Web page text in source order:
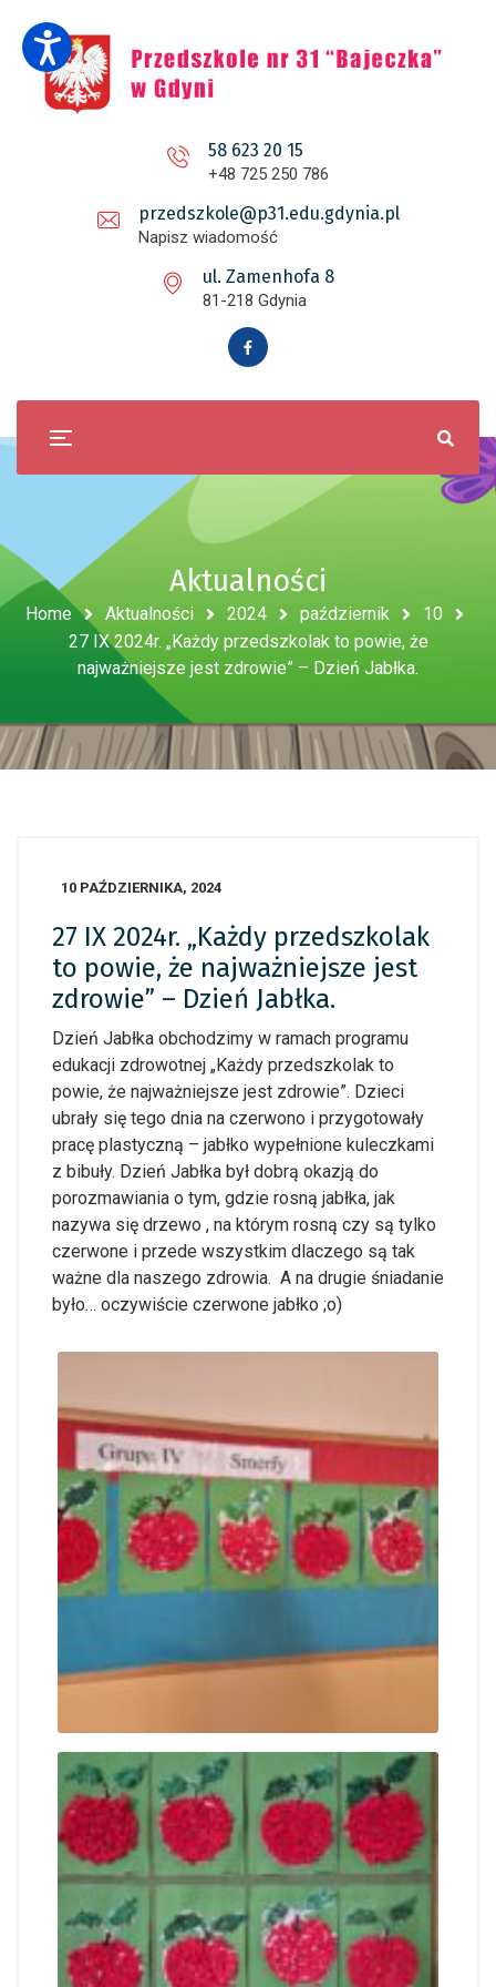
58 623 20 15
+48 725 250 786
przedszkole@p31.edu.gdynia.pl
Napisz wiadomość
ul. Zamenhofa 8
81-218 Gdynia
Aktualności
Home Aktualności 2024 październik
10
27 IX 2024r. „Każdy przedszkolak to powie, że
najważniejsze jest zdrowie” – Dzień Jabłka.
10 PAŹDZIERNIKA, 2024
27 IX 2024r. „Każdy przedszkolak
to powie, że najważniejsze jest
zdrowie” – Dzień Jabłka.
Dzień Jabłka obchodzimy w ramach programu
edukacji zdrowotnej „Każdy przedszkolak to
powie, że najważniejsze jest zdrowie”. Dzieci
ubrały się tego dnia na czerwono i przygotowały
pracę plastyczną – jabłko wypełnione kuleczkami
z bibuły. Dzień Jabłka był dobrą okazją do
porozmawiania o tym, gdzie rosną jabłka, jak
nazywa się drzewo , na którym rosną czy są tylko
czerwone i przede wszystkim dlaczego są tak
ważne dla naszego zdrowia. A na drugie śniadanie
było… oczywiście czerwone jabłko ;o)